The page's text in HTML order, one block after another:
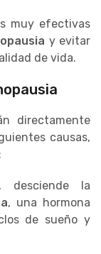
muy efectivas
y evitar
de vida.
directamente
causas,
la
, una hormona
de sueño y